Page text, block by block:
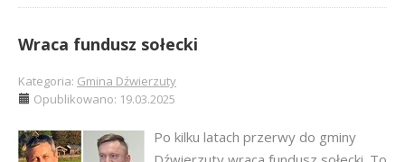
Wraca fundusz sołecki
Kategoria: Gmina Dźwierzuty
Opublikowano: 19.03.2025
Po kilku latach przerwy do gminy